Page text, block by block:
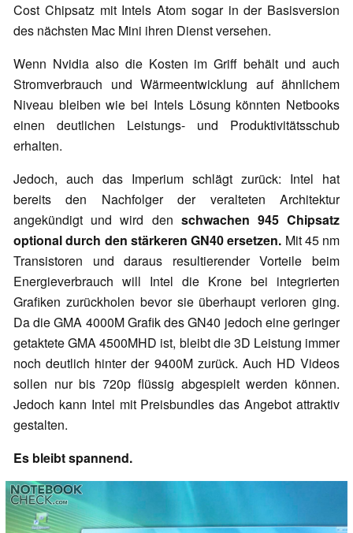
Cost Chipsatz mit Intels Atom sogar in der Basisversion
des nächsten Mac Mini ihren Dienst versehen.
Wenn Nvidia also die Kosten im Griff behält und auch
Stromverbrauch und Wärmeentwicklung auf ähnlichem
Niveau bleiben wie bei Intels Lösung könnten Netbooks
einen deutlichen Leistungs- und Produktivitätsschub
erhalten.
Jedoch, auch das Imperium schlägt zurück: Intel hat
bereits den Nachfolger der veralteten Architektur
angekündigt und wird den schwachen 945 Chipsatz
optional durch den stärkeren GN40 ersetzen. Mit 45 nm
Transistoren und daraus resultierender Vorteile beim
Energieverbrauch will Intel die Krone bei integrierten
Grafiken zurückholen bevor sie überhaupt verloren ging.
Da die GMA 4000M Grafik des GN40 jedoch eine geringer
getaktete GMA 4500MHD ist, bleibt die 3D Leistung immer
noch deutlich hinter der 9400M zurück. Auch HD Videos
sollen nur bis 720p flüssig abgespielt werden können.
Jedoch kann Intel mit Preisbundles das Angebot attraktiv
gestalten.
Es bleibt spannend.